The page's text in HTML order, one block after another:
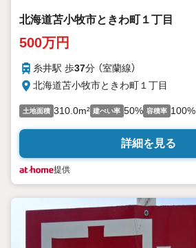
北海道苫小牧市ときわ町１丁目
500万円
糸井駅 歩37分 （室蘭線）
北海道苫小牧市ときわ町１丁目
土地面積 310.0m² 建ぺい率 50% 容積率 100%
詳細を見る
提供